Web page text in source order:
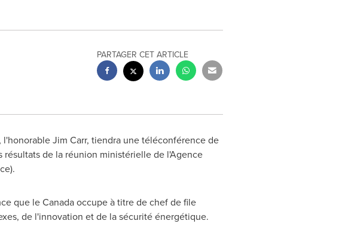
PARTAGER CET ARTICLE
l'honorableJim Carr, tiendra une téléconférence de
de la réunion ministérielle de l'Agence
.
que leCanadaoccupe à titre de chef de file
de l'innovation et de la sécurité énergétique.